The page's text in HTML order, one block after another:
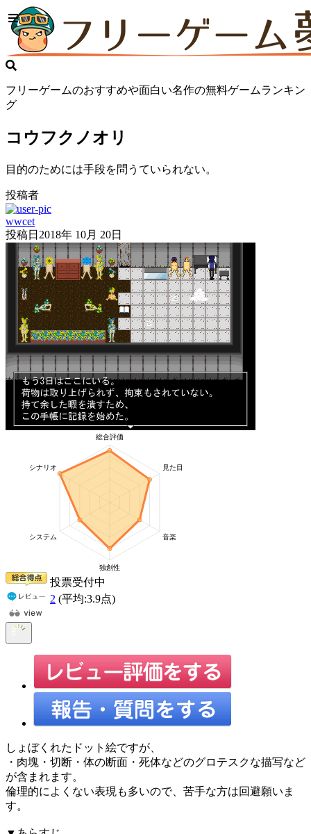
フリーゲームのおすすめや面白い名作の無料ゲームランキン
グ
コウフクノオリ
目的のためには手段を問うていられない。
投稿者
wwcet
投稿日 2018年 10月 20日
投票受付中
2 (平均:3.9点)
しょぼくれたドット絵ですが、
・肉塊・切断・体の断面・死体などのグロテスクな描写など
が含まれます。
倫理的によくない表現も多いので、苦手な方は回避願いま
す。